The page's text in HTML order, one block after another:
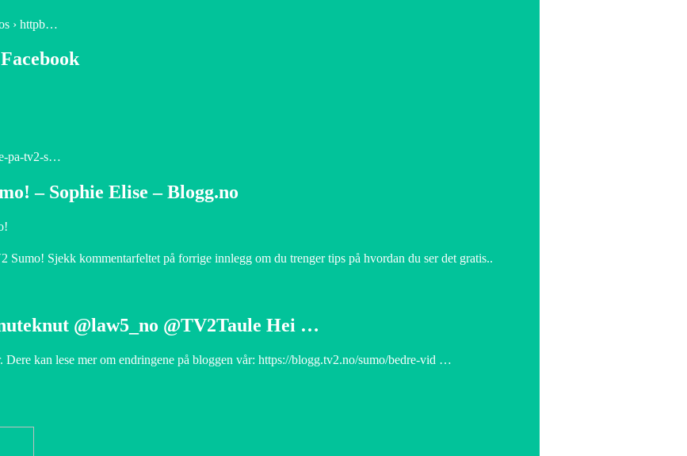
› httpb…
pa-tv2-s…
– Sophie Elise – Blogg.no
Sumo! Sjekk kommentarfeltet på forrige innlegg om du trenger tips på hvordan du ser det gratis..
@law5_no @TV2Taule Hei …
Dere kan lese mer om endringene på bloggen vår: https://blogg.tv2.no/sumo/bedre-vid …